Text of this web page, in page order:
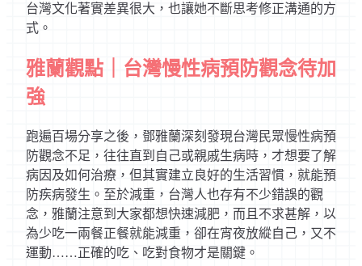
台灣文化著實差異很大，也讓她不斷思考修正溝通的方
式。
雅蘭觀點｜台灣慢性病預防觀念待加
強
跑遍百場分享之後，鄧雅蘭深刻發現台灣民眾慢性病預
防觀念不足，往往直到自己或親戚生病時，才想要了解
病因及如何治療，但其實建立良好的生活習慣，就能預
防疾病發生。至於減重，台灣人也存有不少錯誤的觀
念，雅蘭注意到大家都想快速減肥，而且不求甚解，以
為少吃一兩餐正餐就能減重，卻在宵夜放縱自己，又不
運動……正確的吃、吃對食物才是關鍵。